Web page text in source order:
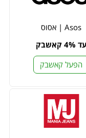
Asos | אסוס
עד 4% קאשבק
הפעל קאשבק